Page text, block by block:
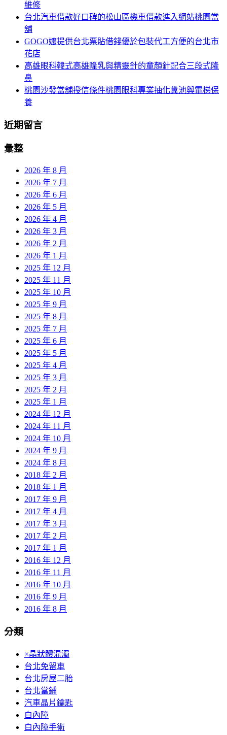
維修
台北汽車借款好口碑的松山區機車借款進入網站桃園當
舖
GOGO嬤提供台北票貼借錢優於包裝代工方便的台北市
花店
高雄眼科韓式高雄隆乳與精靈針的童顏針配合三段式隆
鼻
桃園沙發當舖授信條件桃園眼科專業抽化糞池與電梯保
養
近期留言
彙整
2026 年 8 月
2026 年 7 月
2026 年 6 月
2026 年 5 月
2026 年 4 月
2026 年 3 月
2026 年 2 月
2026 年 1 月
2025 年 12 月
2025 年 11 月
2025 年 10 月
2025 年 9 月
2025 年 8 月
2025 年 7 月
2025 年 6 月
2025 年 5 月
2025 年 4 月
2025 年 3 月
2025 年 2 月
2025 年 1 月
2024 年 12 月
2024 年 11 月
2024 年 10 月
2024 年 9 月
2024 年 8 月
2018 年 2 月
2018 年 1 月
2017 年 9 月
2017 年 4 月
2017 年 3 月
2017 年 2 月
2017 年 1 月
2016 年 12 月
2016 年 11 月
2016 年 10 月
2016 年 9 月
2016 年 8 月
分類
×晶狀體混濁
台北免留車
台北房屋二胎
台北當鋪
汽車晶片鑰匙
白內障
白內障手術